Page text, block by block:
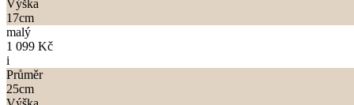
Výška
17cm
malý
1 099 Kč
i
Průměr
25cm